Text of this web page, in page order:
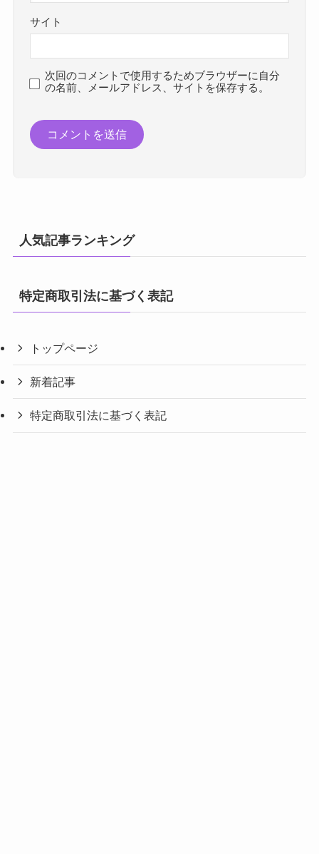
サイト
次回のコメントで使用するためブラウザーに自分
の名前、メールアドレス、サイトを保存する。
人気記事ランキング
特定商取引法に基づく表記
トップページ
新着記事
特定商取引法に基づく表記